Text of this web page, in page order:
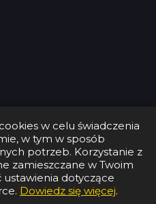
w celu świadczenia
w tym w sposób
potrzeb. Korzystanie z
zamieszczane w Twoim
ustawienia dotyczące
Dowiedz się więcej.
Futbolwtv.pl
Polityka prywatności